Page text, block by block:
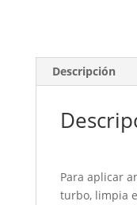
Descripción
Para aplicar
turbo, limpia